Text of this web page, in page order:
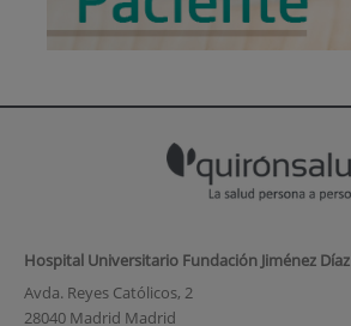
Hospital Universitario Fundación Jiménez Díaz
Avda. Reyes Católicos, 2
28040 Madrid Madrid